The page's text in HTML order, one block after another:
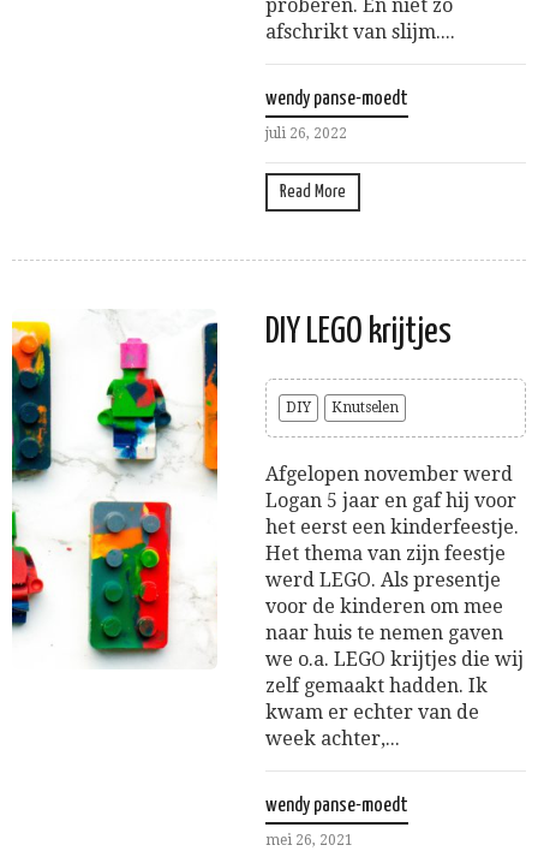
proberen. En niet zo
afschrikt van slijm....
wendy panse-moedt
juli 26, 2022
Read More
DIY LEGO krijtjes
DIY Knutselen
Afgelopen november werd
Logan 5 jaar en gaf hij voor
het eerst een kinderfeestje.
Het thema van zijn feestje
werd LEGO. Als presentje
voor de kinderen om mee
naar huis te nemen gaven
we o.a. LEGO krijtjes die wij
zelf gemaakt hadden. Ik
kwam er echter van de
week achter,...
wendy panse-moedt
mei 26, 2021